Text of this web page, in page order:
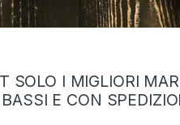
SOLO I MIGLIORI
E CON